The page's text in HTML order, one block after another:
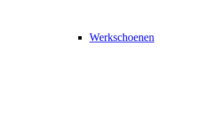
Werkschoenen